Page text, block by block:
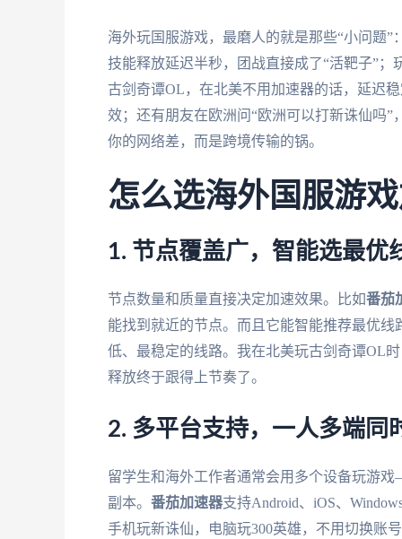
海外玩国服游戏，最磨人的就是那些“小问题
技能释放延迟半秒，团战直接成了“活靶子”
古剑奇谭OL，在北美不用加速器的话，延迟
效；还有朋友在欧洲问“欧洲可以打新诛仙吗
你的网络差，而是跨境传输的锅。
怎么选海外国服游
1. 节点覆盖广，智能选最优
节点数量和质量直接决定加速效果。比如番茄
能找到就近的节点。而且它能智能推荐最优
低、最稳定的线路。我在北美玩古剑奇谭OL
释放终于跟得上节奏了。
2. 多平台支持，一人多端同
留学生和海外工作者通常会用多个设备玩游
副本。 番茄加速器支持Android、iOS、
手机玩新诛仙，电脑玩300英雄，不用切换账